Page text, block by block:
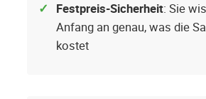
Festpreis-Sicherheit: Sie
Anfang an genau, was die
kostet